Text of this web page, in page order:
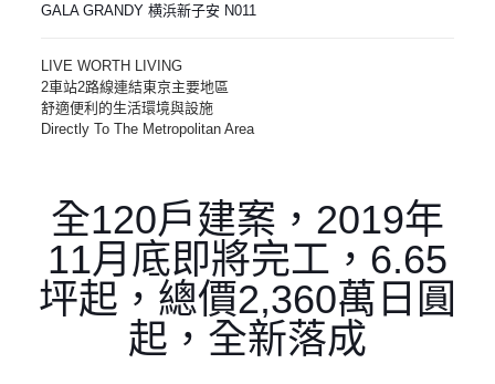
GALA GRANDY 横浜新子安 N011
LIVE WORTH LIVING
2車站2路線連結東京主要地區
舒適便利的生活環境與設施
Directly To The Metropolitan Area
全120戶建案，2019年
11月底即將完工，6.65
坪起，總價2,360萬日圓
起，全新落成